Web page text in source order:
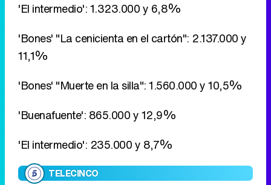
'El intermedio': 1.323.000 y 6,8%
'Bones' "La cenicienta en el cartón": 2.137.000 y
11,1%
'Bones' "Muerte en la silla": 1.560.000 y 10,5%
'Buenafuente': 865.000 y 12,9%
'El intermedio': 235.000 y 8,7%
TELECINCO